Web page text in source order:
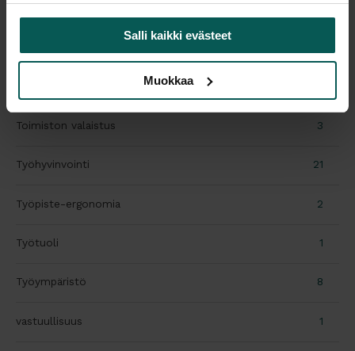
Salli kaikki evästeet
Muokkaa
Terassikalusteet 1
Toimiston valaistus 3
Työhyvinvointi 21
Työpiste-ergonomia 2
Työtuoli 1
Työympäristö 8
vastuullisuus 1